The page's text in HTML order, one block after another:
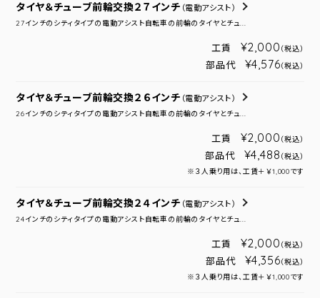
タイヤ＆チューブ前輪交換２７インチ （電動アシスト）
27インチのシティタイプの電動アシスト自転車の前輪のタイヤとチュ...
工賃 ¥2,000 （税込）
部品代 ¥4,576（税込）
タイヤ＆チューブ前輪交換２６インチ （電動アシスト）
26インチのシティタイプの電動アシスト自転車の前輪のタイヤとチュ...
工賃 ¥2,000 （税込）
部品代 ¥4,488 （税込）
※３人乗り用は、工賃＋￥1,000です
タイヤ＆チューブ前輪交換２４インチ （電動アシスト）
24インチのシティタイプの電動アシスト自転車の前輪のタイヤとチュ...
工賃 ¥2,000 （税込）
部品代 ¥4,356（税込）
※３人乗り用は、工賃＋￥1,000です